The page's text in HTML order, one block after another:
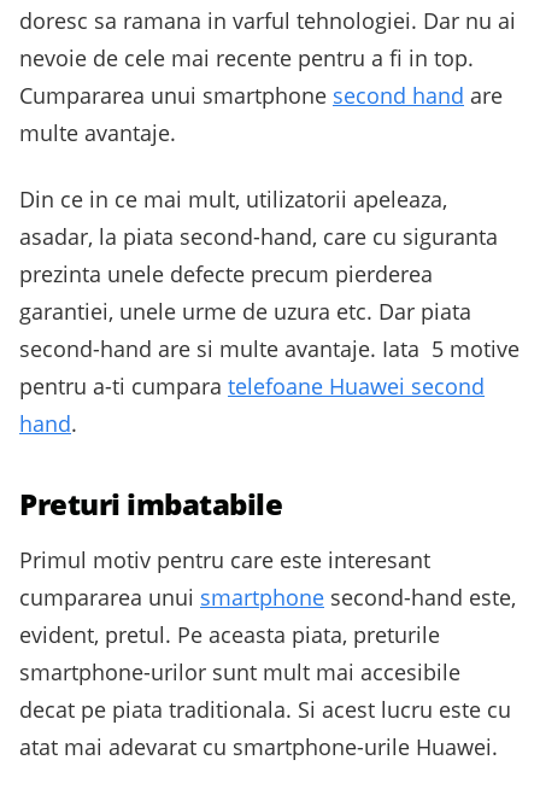
doresc sa ramana in varful tehnologiei. Dar nu ai
nevoie de cele mai recente pentru a fi in top.
Cumpararea unui smartphone second hand are
multe avantaje.
Din ce in ce mai mult, utilizatorii apeleaza,
asadar, la piata second-hand, care cu siguranta
prezinta unele defecte precum pierderea
garantiei, unele urme de uzura etc. Dar piata
second-hand are si multe avantaje. Iata 5 motive
pentru a-ti cumpara telefoane Huawei second
hand.
Preturi imbatabile
Primul motiv pentru care este interesant
cumpararea unui smartphone second-hand este,
evident, pretul. Pe aceasta piata, preturile
smartphone-urilor sunt mult mai accesibile
decat pe piata traditionala. Si acest lucru este cu
atat mai adevarat cu smartphone-urile Huawei.